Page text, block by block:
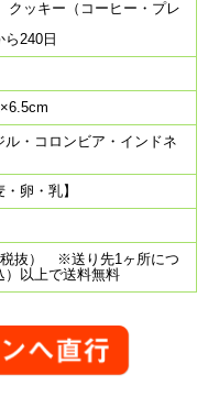
クッキー（コーヒー・プレ
240日
・コロンビア・インドネ
卵・乳】
抜） ※送り先1ヶ所につ
）以上で送料無料